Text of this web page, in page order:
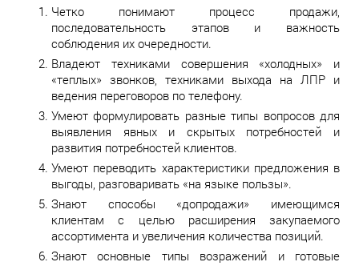
Четко понимают процесс продажи,
последовательность этапов и важность
соблюдения их очередности.
Владеют техниками совершения «холодных» и
«теплых» звонков, техниками выхода на ЛПР и
ведения переговоров по телефону.
Умеют формулировать разные типы вопросов для
выявления явных и скрытых потребностей и
развития потребностей клиентов.
Умеют переводить характеристики предложения в
выгоды, разговаривать «на языке пользы».
Знают способы «допродажи» имеющимся
клиентам с целью расширения закупаемого
ассортимента и увеличения количества позиций.
Знают основные типы возражений и готовые